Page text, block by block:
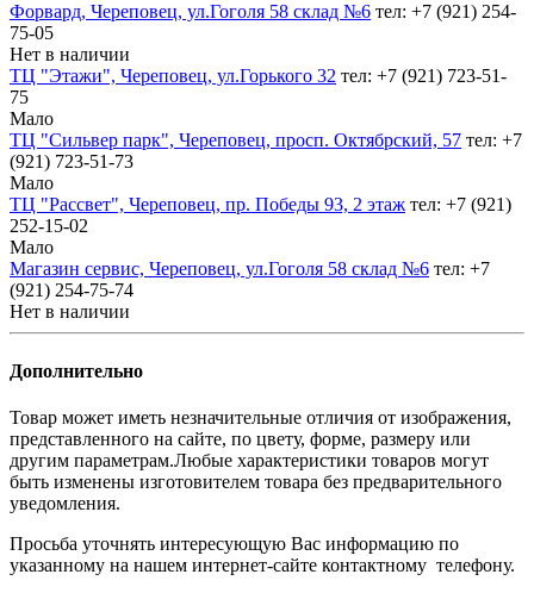
Форвард, Череповец, ул.Гоголя 58 склад №6 тел: +7 (921) 254-
75-05
Нет в наличии
ТЦ "Этажи", Череповец, ул.Горького 32 тел: +7 (921) 723-51-
75
Мало
ТЦ "Сильвер парк", Череповец, просп. Октябрский, 57 тел: +7
(921) 723-51-73
Мало
ТЦ "Рассвет", Череповец, пр. Победы 93, 2 этаж тел: +7 (921)
252-15-02
Мало
Магазин сервис, Череповец, ул.Гоголя 58 склад №6 тел: +7
(921) 254-75-74
Нет в наличии
Дополнительно
Товар может иметь незначительные отличия от изображения,
представленного на сайте, по цвету, форме, размеру или
другим параметрам.Любые характеристики товаров могут
быть изменены изготовителем товара без предварительного
уведомления.
Просьба уточнять интересующую Вас информацию по
указанному на нашем интернет-сайте контактному телефону.